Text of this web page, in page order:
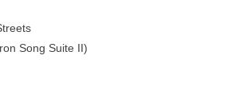
Song Suite II)